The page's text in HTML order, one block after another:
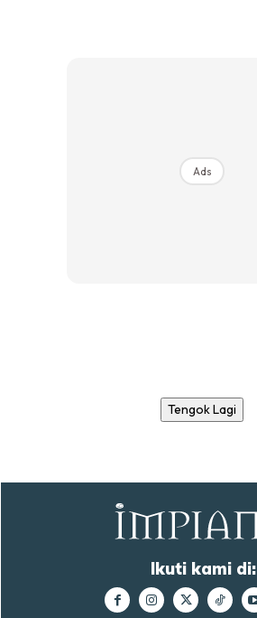
Ads
Tengok Lagi
Ikuti kami di: